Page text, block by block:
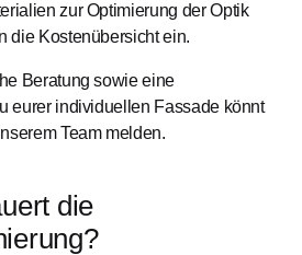
zur Optimierung der Optik
die Kostenübersicht ein.
Beratung sowie eine
eurer individuellen Fassade könnt
Team melden.
die